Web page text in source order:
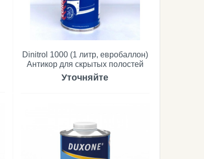
Dinitrol 1000 (1 литр, евробаллон)
Антикор для скрытых полостей
Уточняйте